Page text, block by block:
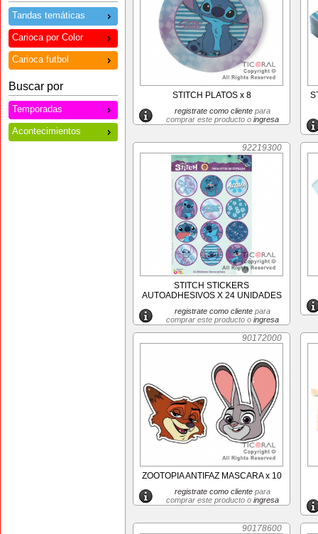
Tandas temáticas
Carioca por Color
Carioca futbol
Buscar por
Temporadas
Acontecimientos
STITCH PLATOS x 8
registrate como clientepara
comprar este producto o ingresa
92219300
STITCH STICKERS
AUTOADHESIVOS X 24 UNIDADES
registrate como clientepara
comprar este producto o ingresa
90172000
ZOOTOPIA ANTIFAZ MASCARA x 10
registrate como clientepara
comprar este producto o ingresa
90178600